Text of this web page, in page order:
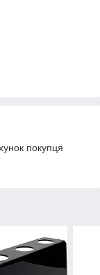
покупця